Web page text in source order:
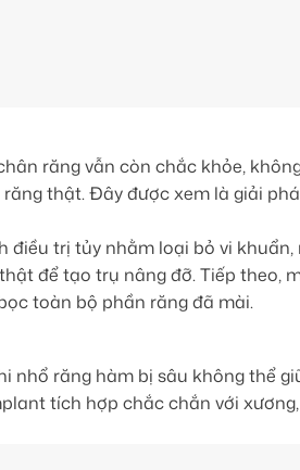
răng vẫn còn chắc khỏe,
thật. Đây được xem là giải
trị tủy nhằm loại bỏ vi
để tạo trụ nâng đỡ. Tiếp theo,
toàn bộ phần răng đã mài.
nhổ răng hàm bị sâu không thể
tích hợp chắc chắn với